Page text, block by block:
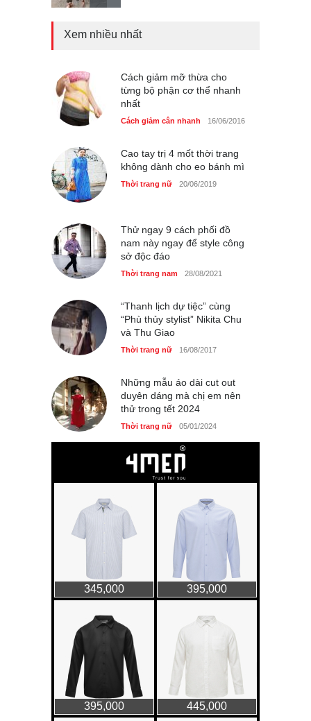
Chiếc áo dài cưới của Hoa
sáng tạo mới của giới trẻ
Thời trang nữ 21/10/2025
Xem nhiều nhất
Cách giảm mỡ thừa cho
từng bộ phận cơ thể nhanh
nhất
Cách giảm cân nhanh 16/06/2016
Cao tay trị 4 mốt thời trang
không dành cho eo bánh mì
Thời trang nữ 20/06/2019
Thử ngay 9 cách phối đồ
nam này ngay để style công
sở độc đáo
Thời trang nam 28/08/2021
“Thanh lịch dự tiệc” cùng
“Phù thủy stylist” Nikita Chu
và Thu Giao
Thời trang nữ 16/08/2017
Những mẫu áo dài cut out
duyên dáng mà chị em nên
thử trong tết 2024
Thời trang nữ 05/01/2024